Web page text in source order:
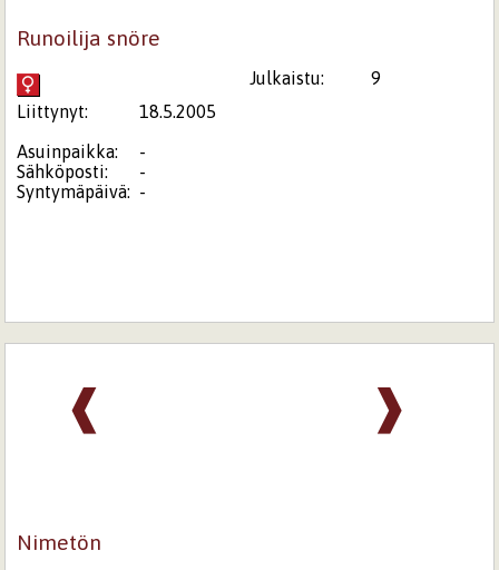
Runoilija snöre
Julkaistu:
9
Liittynyt:
18.5.2005
Asuinpaikka:
-
Sähköposti:
-
Syntymäpäivä: -
❱
❰
Nimetön